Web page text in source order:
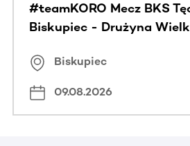
#teamKORO Mecz BKS
Biskupiec - Drużyna
Biskupiec
09.08.2026